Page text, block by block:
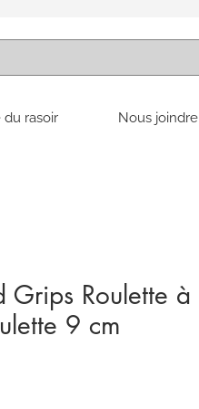
rasoir Nous joindre
Grips Roulette à
9 cm